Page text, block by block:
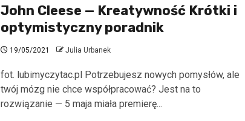
John Cleese — Kreatywność Krótki i
optymistyczny poradnik
19/05/2021 Julia Urbanek
fot. lubimyczytac.pl Potrzebujesz nowych pomysłów, ale
twój mózg nie chce współpracować? Jest na to
rozwiązanie — 5 maja miała premierę...